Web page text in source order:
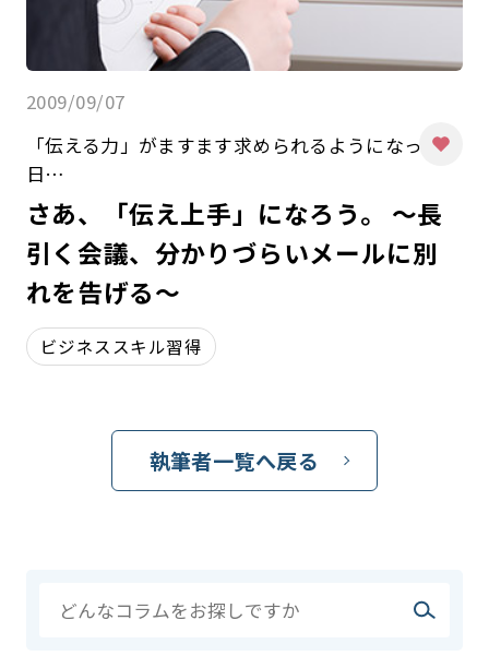
2009/09/07
「伝える力」がますます求められるようになった今
日…
さあ、「伝え上手」になろう。 〜長
引く会議、分かりづらいメールに別
れを告げる〜
ビジネススキル習得
執筆者一覧へ戻る